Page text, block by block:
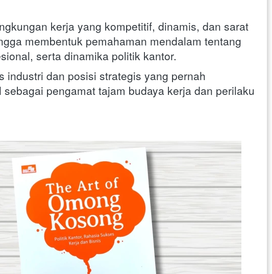
kerja yang kompetitif, dinamis, dan sarat
membentuk pemahaman mendalam tentang
serta dinamika politik kantor.
industri dan posisi strategis yang pernah
pengamat tajam budaya kerja dan perilaku